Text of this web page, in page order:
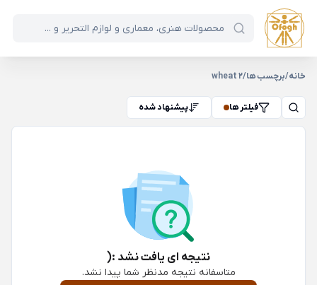
خانه/برچسب ها/
wheat 2
فیلتر ها پیشنهاد شده
نتیجه ای یافت نشد :(
متاسفانه نتیجه مدنظر شما پیدا نشد.